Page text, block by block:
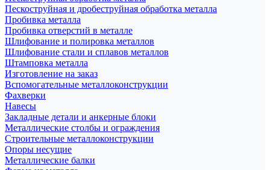
Пескоструйная и дробеструйная обработка металла
Пробивка металла
Пробивка отверстий в металле
Шлифование и полировка металлов
Шлифование стали и сплавов металлов
Штамповка металла
Изготовление на заказ
Вспомогательные металлоконструкции
Фахверки
Навесы
Закладные детали и анкерные блоки
Металлические столбы и ограждения
Строительные металлоконструкции
Опоры несущие
Металлические балки